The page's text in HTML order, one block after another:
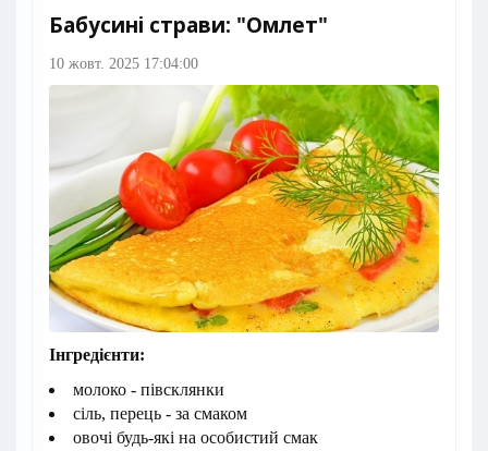
Бабусині страви: "Омлет"
10 жовт. 2025 17:04:00
Інгредієнти:
молоко - півсклянки
сіль, перець - за смаком
овочі будь-які на особистий смак